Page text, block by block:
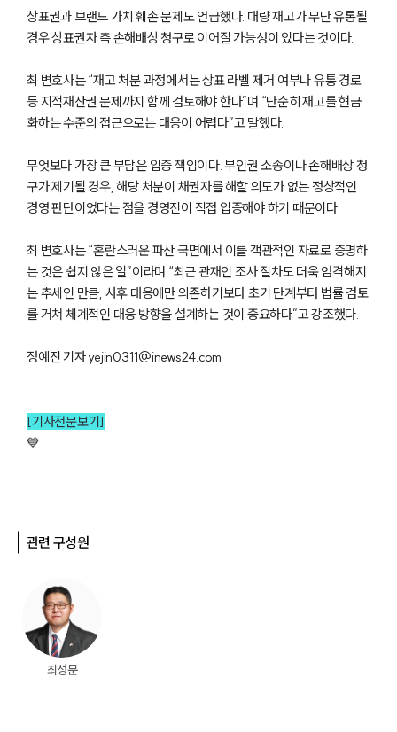
기업 인사이트
사례분석/최신동향
법률정보(법인)
법률지식인
고객후기
업무그룹/센터
분야별
구성원 소개
변호사·전문가 추천
상표권과 브랜드 가치 훼손 문제도 언급했다. 대량 재고가 무단 유통될
경우 상표권자 측 손해배상 청구로 이어질 가능성이 있다는 것이다.
최 변호사는 “재고 처분 과정에서는 상표 라벨 제거 여부나 유통 경로
등 지적재산권 문제까지 함께 검토해야 한다”며 “단순히 재고를 현금
화하는 수준의 접근으로는 대응이 어렵다”고 말했다.
무엇보다 가장 큰 부담은 입증 책임이다. 부인권 소송이나 손해배상 청
구가 제기될 경우, 해당 처분이 채권자를 해할 의도가 없는 정상적인
경영 판단이었다는 점을 경영진이 직접 입증해야 하기 때문이다.
최 변호사는 “혼란스러운 파산 국면에서 이를 객관적인 자료로 증명하
는 것은 쉽지 않은 일”이라며 “최근 관재인 조사 절차도 더욱 엄격해지
는 추세인 만큼, 사후 대응에만 의존하기보다 초기 단계부터 법률 검토
를 거쳐 체계적인 대응 방향을 설계하는 것이 중요하다”고 강조했다.
정예진 기자 yejin0311@inews24.com
[기사전문보기]
💙
관련 구성원
최성문